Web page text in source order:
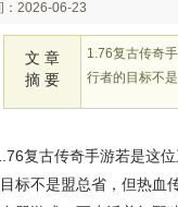
：2026-06-23
文 章
摘 要
1.76复古传奇
行者的目标不
复古传奇手游若是这
标不是盟总省，但热血